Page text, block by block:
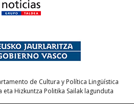
de Cultura y Política Lingüística
eta Hizkuntza Politika Sailak lagunduta